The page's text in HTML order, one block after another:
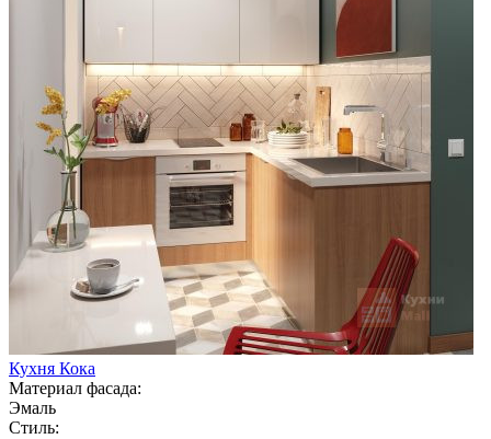
Кухня Кока
Материал фасада:
Эмаль
Стиль: